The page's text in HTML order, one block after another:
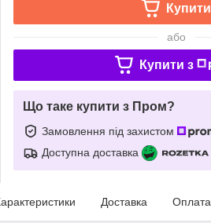
Купити
або
Купити з
Що таке купити з Пром?
Замовлення під захистом
Доступна доставка
Доставка Оплата